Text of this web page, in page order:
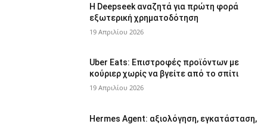
Η Deepseek αναζητά για πρώτη φορά
εξωτερική χρηματοδότηση
19 Απριλίου 2026
Uber Eats: Επιστροφές προϊόντων με
κούριερ χωρίς να βγείτε από το σπίτι
19 Απριλίου 2026
Hermes Agent: αξιολόγηση, εγκατάσταση,